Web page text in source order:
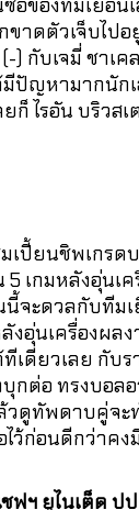
ซือของทีมเยือ
าดตัวเจ็บไปอ
) กับเจมี่ ชาเ
มีปัญหามากนัก
ก็ ไรอัน บริวสเ
เปี้ยนชิพเกรด
5 เกมหลังอุ่นเ
นี้จะดวลกับทีมเ
งอุ่นเครื่องผล
ทีเดียวเลย กับ
บุกต่อ ทรงบอล
ดูทัพดาบคู่จะ
ว้ก่อนดีกว่าคง
ฟฯ ยูไนเต็ด ปป